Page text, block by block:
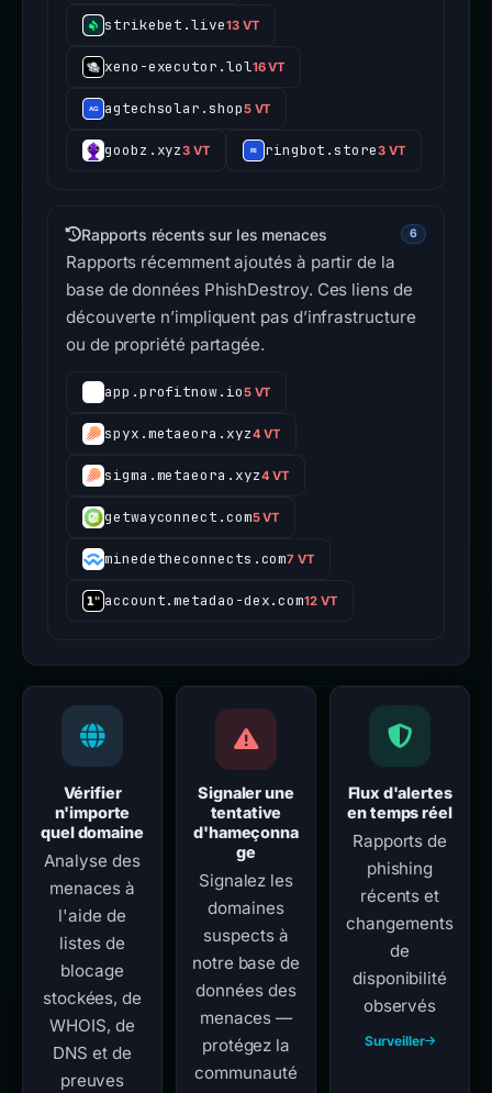
strikebet.live13 VT
xeno-executor.lol16 VT
agtechsolar.shop5 VT
goobz.xyz3 VT ringbot.store3 VT
Rapports récents sur les menaces 6
Rapports récemment ajoutés à partir de la
base de données PhishDestroy. Ces liens de
découverte n’impliquent pas d’infrastructure
ou de propriété partagée.
app.profitnow.io5 VT
spyx.metaeora.xyz4 VT
sigma.metaeora.xyz4 VT
getwayconnect.com5 VT
minedetheconnects.com7 VT
account.metadao-dex.com12 VT
Vérifier
n'importe
quel domaine
Analyse des
menaces à
l'aide de
listes de
blocage
stockées, de
WHOIS, de
DNS et de
preuves
Signaler une
tentative
d'hameçonna
ge
Signalez les
domaines
suspects à
notre base de
données des
menaces —
protégez la
communauté
Flux d'alertes
en temps réel
Rapports de
phishing
récents et
changements
de
disponibilité
observés
Surveiller